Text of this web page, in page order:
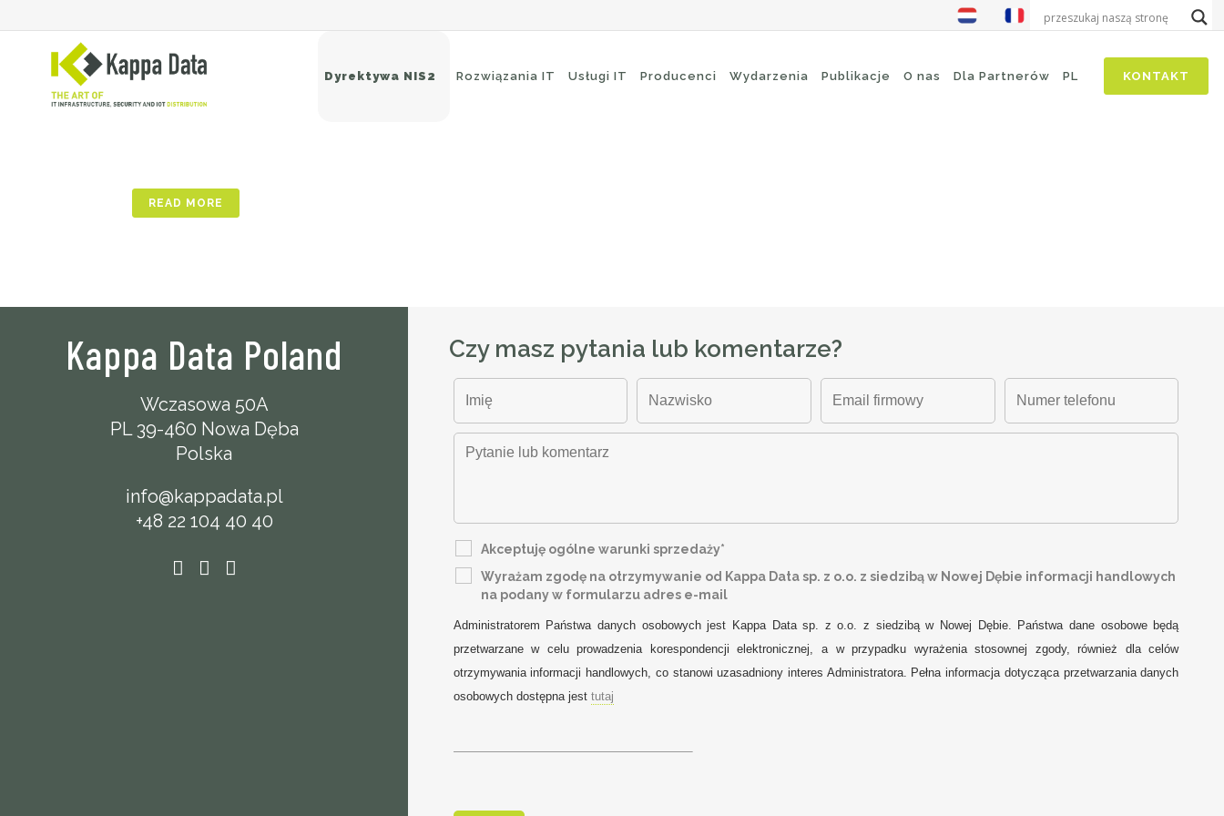
KONTAKT
Dyrektywa NIS2 Rozwiązania IT Usługi IT Producenci Wydarzenia Publikacje O nas Dla Partnerów PL
18 lisNowy Portal Klienta Końcowego Whalebone
READ MORE
Kappa Data Poland
Wczasowa 50A
PL 39-460 Nowa Dęba
Polska
info@kappadata.pl
+48 22 104 40 40
Czy masz pytania lub komentarze?
Akceptuję ogólne warunki sprzedaży*
Wyrażam zgodę na otrzymywanie od Kappa Data sp. z o.o. z siedzibą w Nowej Dębie informacji handlowych
na podany w formularzu adres e-mail
Administratorem Państwa danych osobowych jest Kappa Data sp. z o.o. z siedzibą w Nowej Dębie. Państwa dane osobowe będą
przetwarzane w celu prowadzenia korespondencji elektronicznej, a w przypadku wyrażenia stosownej zgody, również dla celów
otrzymywania informacji handlowych, co stanowi uzasadniony interes Administratora. Pełna informacja dotycząca przetwarzania danych
osobowych dostępna jest tutaj